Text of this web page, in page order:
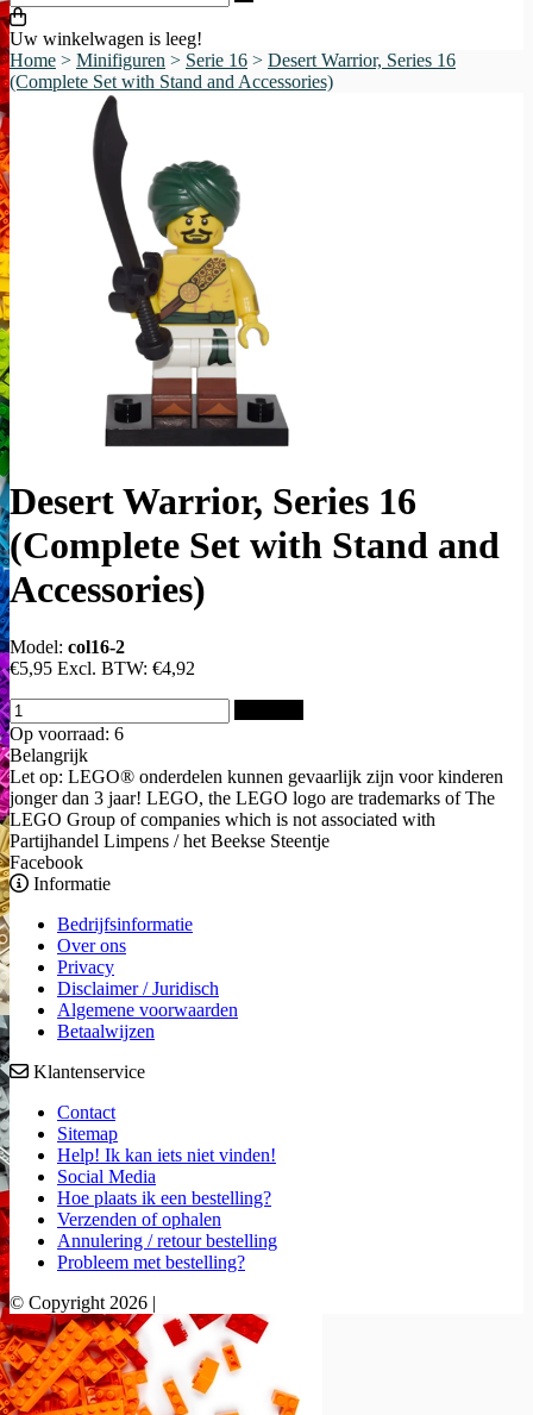
Uw winkelwagen is leeg!
Home > Minifiguren > Serie 16 > Desert Warrior, Series 16
(Complete Set with Stand and Accessories)
Desert Warrior, Series 16
(Complete Set with Stand and
Accessories)
Model: col16-2
€5,95 Excl. BTW: €4,92
Op voorraad: 6
Belangrijk
Let op: LEGO® onderdelen kunnen gevaarlijk zijn voor kinderen
jonger dan 3 jaar! LEGO, the LEGO logo are trademarks of The
LEGO Group of companies which is not associated with
Partijhandel Limpens / het Beekse Steentje
Facebook
Informatie
Bedrijfsinformatie
Over ons
Privacy
Disclaimer / Juridisch
Algemene voorwaarden
Betaalwijzen
Klantenservice
Contact
Sitemap
Help! Ik kan iets niet vinden!
Social Media
Hoe plaats ik een bestelling?
Verzenden of ophalen
Annulering / retour bestelling
Probleem met bestelling?
© Copyright 2026 |